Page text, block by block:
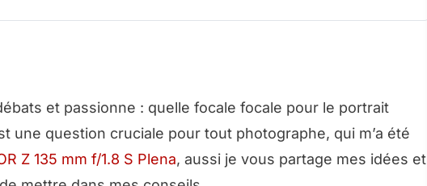
et passionne : quelle focale focale pour le portrait
une question cruciale pour tout photographe, qui m’a été
Z 135 mm f/1.8 S Plena, aussi je vous partage mes idées et